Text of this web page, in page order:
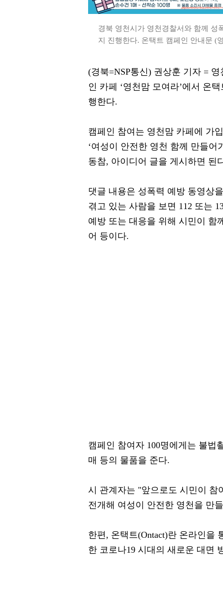
경북 영천시가 영천경찰서와 함께 성
지 진행한다. 온택트 캠페인 안내문 (
(경북=NSP통신) 권상훈 기자 =
인 카페 ‘영천맘 모여라’에서 온
행한다.
캠페인 참여는 영천맘 카페에 가
‘여성이 안전한 영천 함께 만들어
동참, 아이디어 글을 게시하면 된
댓글 내용은 성폭력 예방 동영상
겪고 있는 사람을 보면 112 또는
예방 또는 대응을 위해 시민이 함
어 등이다.
캠페인 참여자 100명에게는 불법
매 등의 물품을 준다.
시 관계자는 "앞으로도 시민이 참
전개해 여성이 안전한 영천을 만
한편, 온택트(Ontact)란 온라인을
한 코로나19 시대의 새로운 대면